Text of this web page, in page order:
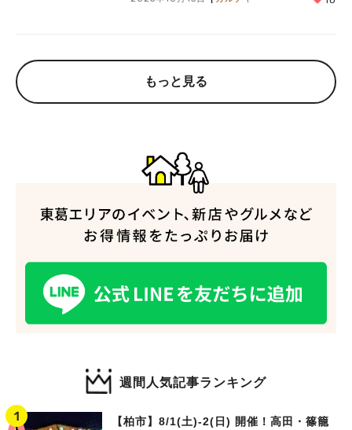
もっと見る
週間人気記事ランキング
【柏市】8/1(土)‐2(日) 開催！高田・篠籠
人気のキーワード
#カフェ#スイーツ
#教えたい／教えて投稿記事
#教えたい/こんなの見つけた